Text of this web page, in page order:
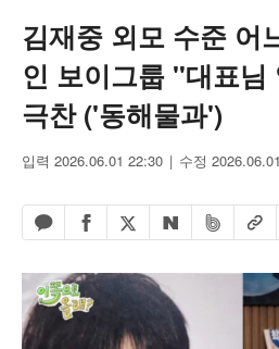
김재중 외모 수준 어
인 보이그룹 "대표님
극찬 ('동해물과')
입력 2026.06.01 22:30 수정
카카오톡 공유하기
페이스북 공유하기
엑스 공유하기
네이버 공유하기
밴드 공